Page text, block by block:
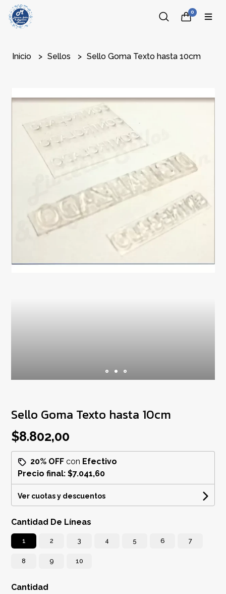
0
Inicio Sellos Sello Goma Texto hasta 10cm
Sello Goma Texto hasta 10cm
$8.802,00
20% OFF con Efectivo
Precio final:$7.041,60
Ver cuotas y descuentos
Cantidad De Líneas
1 2 3 4 5 6 7
8 9 10
Cantidad